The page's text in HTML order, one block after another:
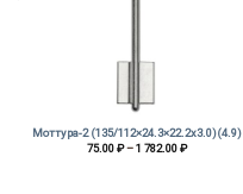
Моттура-2 (135/112×24.3×22.2х3.0)(4.9)
75.00₽ – 1 782.00₽Диапазон